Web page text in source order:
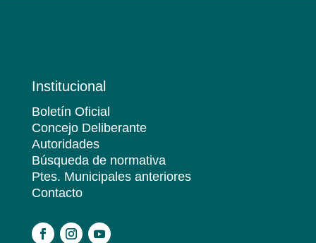
Institucional
Boletín Oficial
Concejo Deliberante
Autoridades
Búsqueda de normativa
Ptes. Municipales anteriores
Contacto